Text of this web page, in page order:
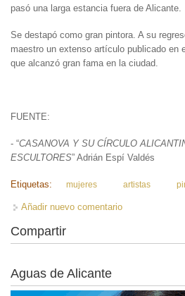
pasó una larga estancia fuera de Alicante.
Se destapó como gran pintora. A su
maestro un extenso artículo publicado en
que alcanzó gran fama en la ciudad.
FUENTE:
- “CASANOVA Y SU CÍRCULO
ESCULTORES” Adrián Espí Valdés
Etiquetas: mujeres artistas
Añadir nuevo comentario
Compartir
Aguas de Alicante